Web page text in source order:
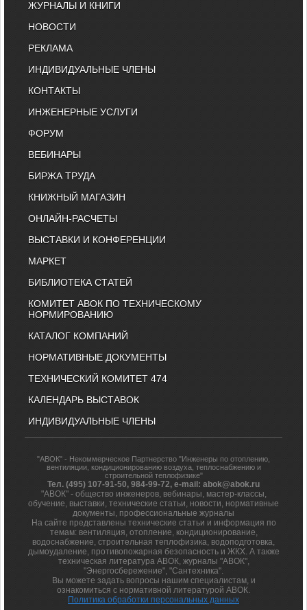
ЖУРНАЛЫ И КНИГИ
НОВОСТИ
РЕКЛАМА
ИНДИВИДУАЛЬНЫЕ ЧЛЕНЫ
КОНТАКТЫ
ИНЖЕНЕРНЫЕ УСЛУГИ
ФОРУМ
ВЕБИНАРЫ
БИРЖА ТРУДА
КНИЖНЫЙ МАГАЗИН
ОНЛАЙН-РАСЧЕТЫ
ВЫСТАВКИ И КОНФЕРЕНЦИИ
МАРКЕТ
БИБЛИОТЕКА СТАТЕЙ
КОМИТЕТ АВОК ПО ТЕХНИЧЕСКОМУ
НОРМИРОВАНИЮ
КАТАЛОГ КОМПАНИЙ
НОРМАТИВНЫЕ ДОКУМЕНТЫ
ТЕХНИЧЕСКИЙ КОМИТЕТ 474
КАЛЕНДАРЬ ВЫСТАВОК
ИНДИВИДУАЛЬНЫЕ ЧЛЕНЫ
"АВОК" - Некоммерческое Партнерство "Инженеры по отоплению,
вентиляции, кондиционированию воздуха, теплоснабжению и
строительной теплофизике"
Тел. (495) 107-91-50, 984-99-72, e-mail: abok@abok.ru
"АВОК" - общество инженеров, вебинары, мастер-классы,
обучение, выставки, технические статьи, новости, нормативные
документы, профессиональные журналы
На сайте представлены технические статьи и информация по
темам: вентиляция, отопление, кондиционирование,
водоснабжение, строительная теплофизика, водоподготовка,
дымоудаление, противопожарная безопасность и ЖКХ. А также
техническая литература АВОК, журналы "АВОК",
"Энергосбережение", "Сантехника".
Вы можете задать вопросы нашим специалистам, и
ознакомиться с нормативной литературой АВОК.
Политика обработки персональных данных